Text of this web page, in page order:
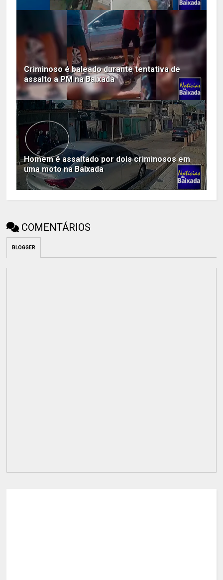
Criminoso é baleado durante tentativa de
assalto a PM na Baixada
Homem é assaltado por dois criminosos em
uma moto na Baixada
COMENTÁRIOS
BLOGGER